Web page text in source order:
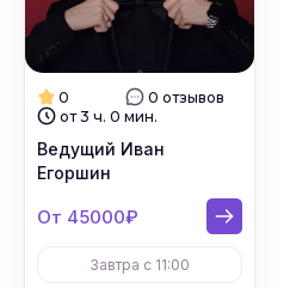
0
0 отзывов
от 3 ч. 0 мин.
Ведущий Иван
Егоршин
От 45000₽
Завтра с 11:00